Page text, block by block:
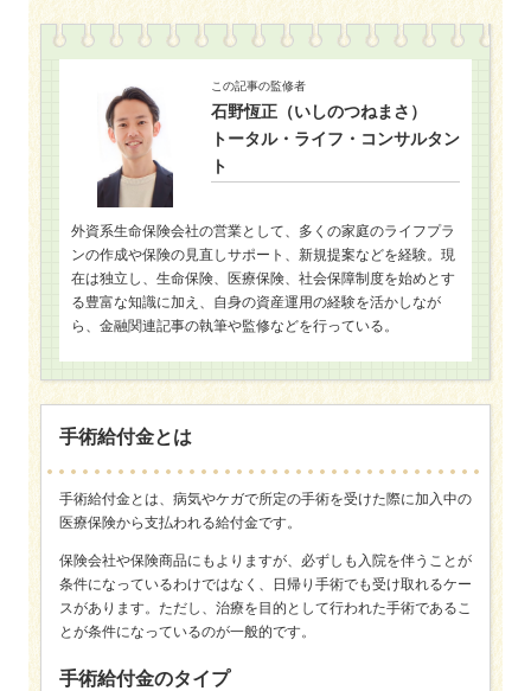
この記事の監修者
石野恆正（いしのつねまさ）
トータル・ライフ・コンサルタン
ト
外資系生命保険会社の営業として、多くの家庭のライフプラ
ンの作成や保険の見直しサポート、新規提案などを経験。現
在は独立し、生命保険、医療保険、社会保障制度を始めとす
る豊富な知識に加え、自身の資産運用の経験を活かしなが
ら、金融関連記事の執筆や監修などを行っている。
手術給付金とは
手術給付金とは、病気やケガで所定の手術を受けた際に加入中の
医療保険から支払われる給付金です。
保険会社や保険商品にもよりますが、必ずしも入院を伴うことが
条件になっているわけではなく、日帰り手術でも受け取れるケー
スがあります。ただし、治療を目的として行われた手術であるこ
とが条件になっているのが一般的です。
手術給付金のタイプ